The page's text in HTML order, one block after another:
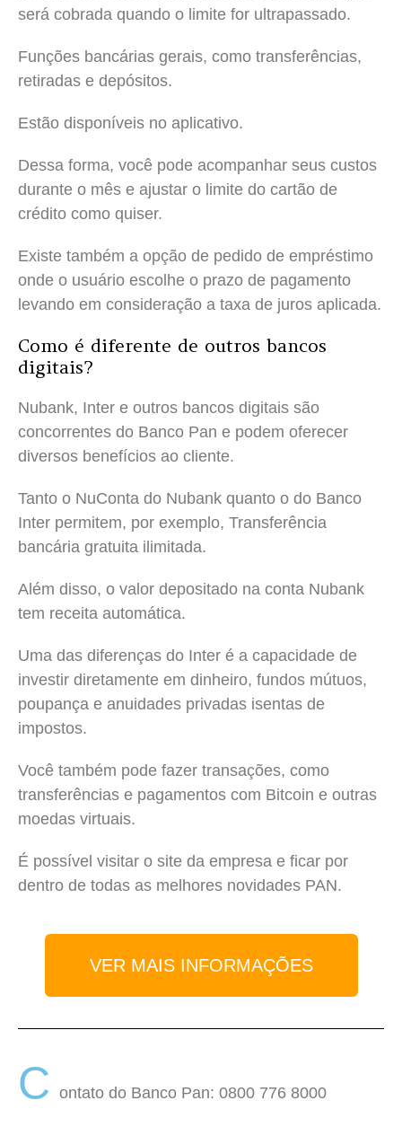
será cobrada quando o limite for ultrapassado.
Funções bancárias gerais, como transferências,
retiradas e depósitos.
Estão disponíveis no aplicativo.
Dessa forma, você pode acompanhar seus custos
durante o mês e ajustar o limite do cartão de
crédito como quiser.
Existe também a opção de pedido de empréstimo
onde o usuário escolhe o prazo de pagamento
levando em consideração a taxa de juros aplicada.
Como é diferente de outros bancos
digitais?
Nubank, Inter e outros bancos digitais são
concorrentes do Banco Pan e podem oferecer
diversos benefícios ao cliente.
Tanto o NuConta do Nubank quanto o do Banco
Inter permitem, por exemplo, Transferência
bancária gratuita ilimitada.
Além disso, o valor depositado na conta Nubank
tem receita automática.
Uma das diferenças do Inter é a capacidade de
investir diretamente em dinheiro, fundos mútuos,
poupança e anuidades privadas isentas de
impostos.
Você também pode fazer transações, como
transferências e pagamentos com Bitcoin e outras
moedas virtuais.
É possível visitar o site da empresa e ficar por
dentro de todas as melhores novidades PAN.
VER MAIS INFORMAÇÕES
C ontato do Banco Pan: 0800 776 8000